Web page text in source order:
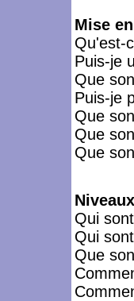
Mise
Qu'est-
Puis-je
Que
Puis-je
Que
Que
Que
Qui
Qui
Que